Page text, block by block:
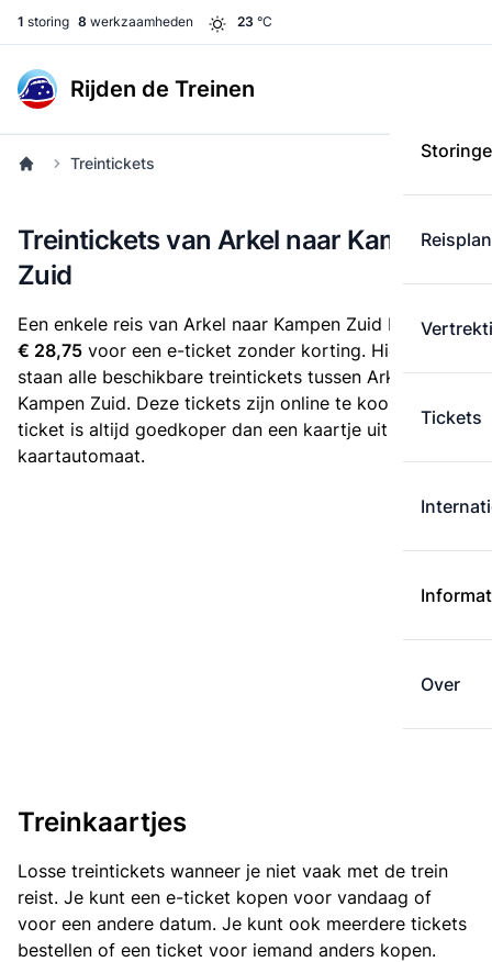
1 storing 8 werkzaamheden 23 °C
Rijden de Treinen
Tickets
Over
Treintickets
Treintickets van Arkel naar Kampen
Zuid
Een enkele reis van Arkel naar Kampen Zuid kost
€ 28,75 voor een e-ticket zonder korting. Hieronder
staan alle beschikbare treintickets tussen Arkel en
Kampen Zuid. Deze tickets zijn online te koop. Een e-
ticket is altijd goedkoper dan een kaartje uit de
kaartautomaat.
Treinkaartjes
Losse treintickets wanneer je niet vaak met de trein
reist. Je kunt een e-ticket kopen voor vandaag of
voor een andere datum. Je kunt ook meerdere tickets
bestellen of een ticket voor iemand anders kopen.